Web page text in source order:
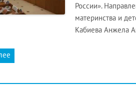
России».
материнства и
Кабиева Анжела